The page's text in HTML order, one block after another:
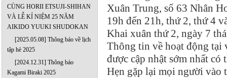
CÙNG HORII ETSUJI-SHIHAN
VÀ LỄ KỈ NIỆM 25 NĂM
AIKIDO YUUKI SHUDOKAN
[2025.05.08] Thông báo về lịch
tập hè 2025
[2024.12.31] Thông báo
Kagami Biraki 2025
Xuân Trung, số 63 Nhân
19h đến 21h, thứ 2, thứ 4
Khai xuân thứ 2, ngày 7
Thông tin về hoạt động tại
được cập nhật sớm nhất có
Hẹn gặp lại mọi người vào